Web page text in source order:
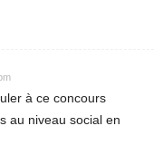
à ce concours
au niveau social en